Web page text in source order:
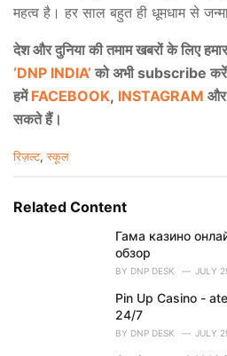
महत्व है। हर साल बहुत ही धूमधाम से
देश और दुनिया की तमाम खबरों के लिए
‘DNP INDIA’ को अभी subscribe
हमें FACEBOOK, INSTAGRAM और
सकते हैं।
C
e
रिज़ल्ट,स्कूल
Related Content
Гама казино
обзор
BY DNP DESK JULY
Pin Up Casino -
24/7
BY DNP DESK JULY